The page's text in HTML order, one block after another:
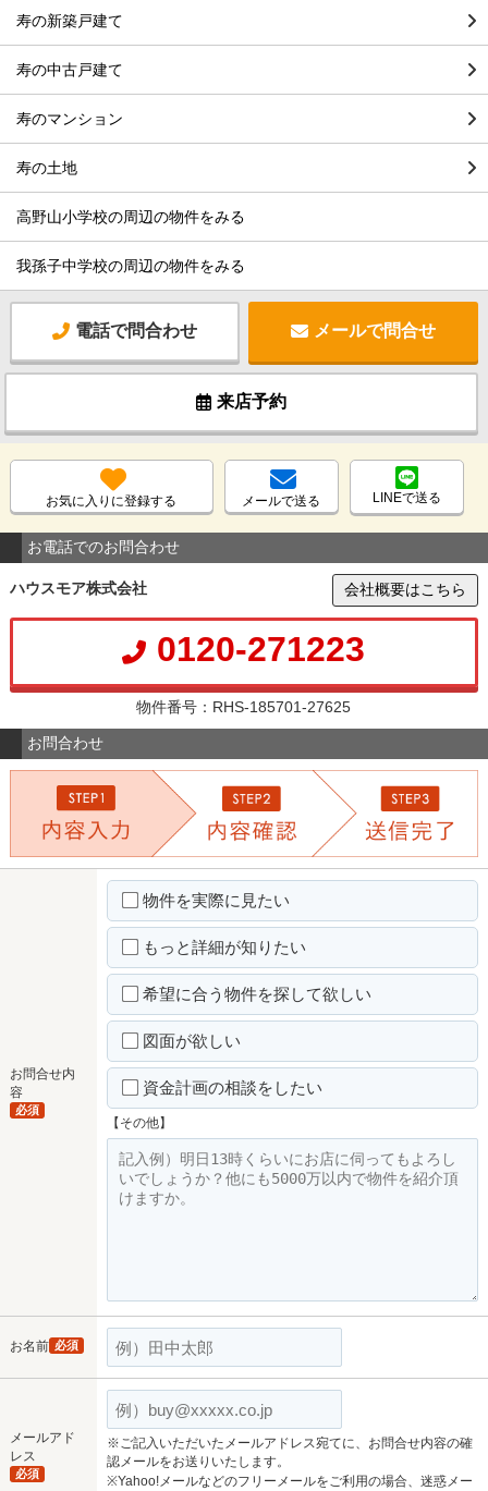
寿の新築戸建て
寿の中古戸建て
寿のマンション
寿の土地
高野山小学校の周辺の物件をみる
我孫子中学校の周辺の物件をみる
電話で問合わせ メールで問合せ
来店予約
お気に入りに登録する メールで送る LINEで送る
お電話でのお問合わせ
ハウスモア株式会社 会社概要はこちら
0120-271223
物件番号：RHS-185701-27625
お問合わせ
お問合せ内
容
必須
物件を実際に見たい
もっと詳細が知りたい
希望に合う物件を探して欲しい
図面が欲しい
資金計画の相談をしたい
【その他】
お名前 必須
メールアド
レス
必須
※ご記入いただいたメールアドレス宛てに、お問合せ内容の確
認メールをお送りいたします。
※Yahoo!メールなどのフリーメールをご利用の場合、迷惑メー